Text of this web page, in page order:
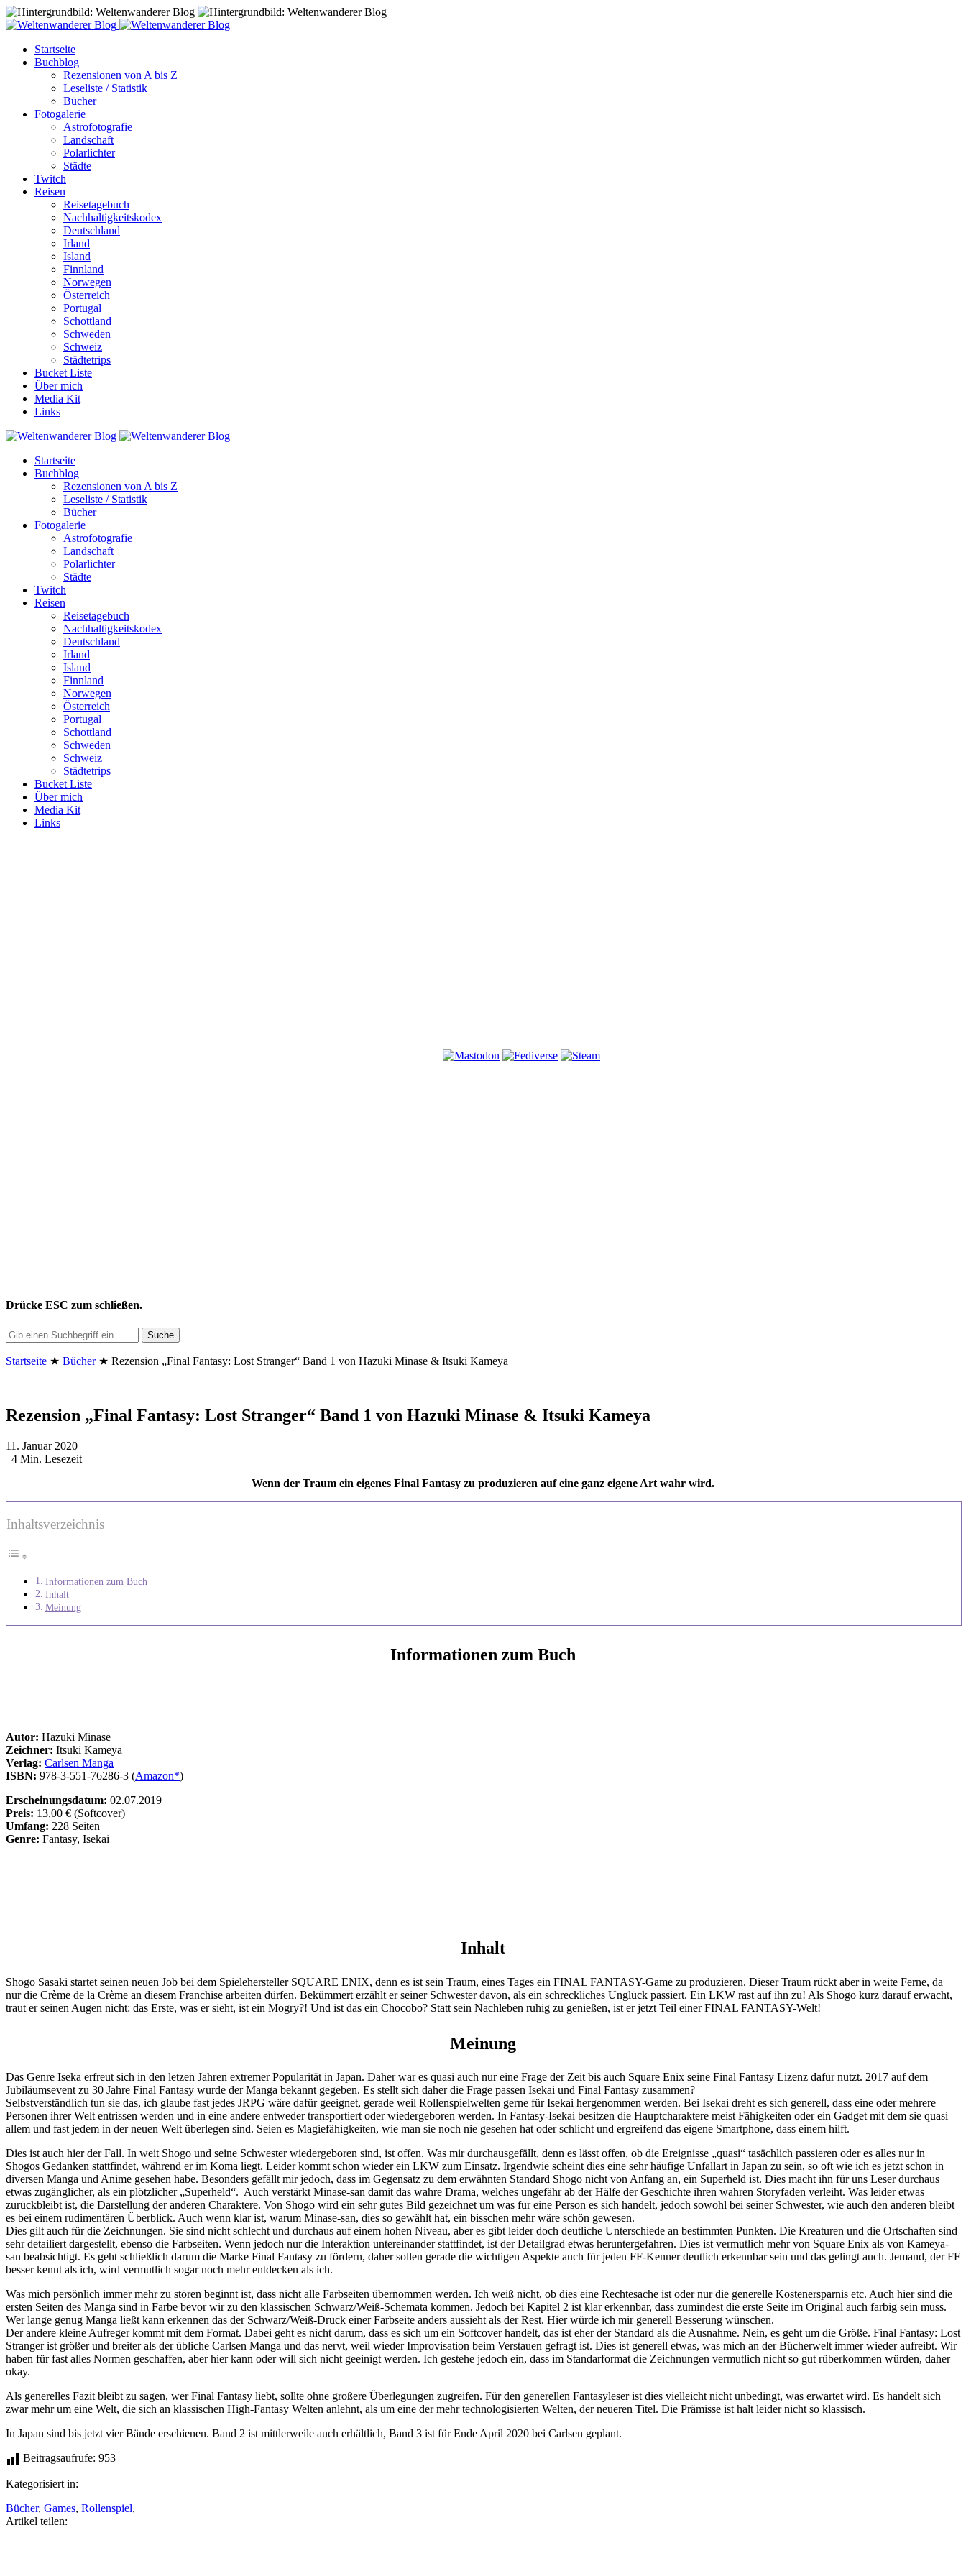
Startseite
Buchblog
Rezensionen von A bis Z
Leseliste / Statistik
Bücher
Fotogalerie
Astrofotografie
Landschaft
Polarlichter
Städte
Twitch
Reisen
Reisetagebuch
Nachhaltigkeitskodex
Deutschland
Irland
Island
Finnland
Norwegen
Österreich
Portugal
Schottland
Schweden
Schweiz
Städtetrips
Bucket Liste
Über mich
Media Kit
Links
Startseite
Buchblog
Rezensionen von A bis Z
Leseliste / Statistik
Bücher
Fotogalerie
Astrofotografie
Landschaft
Polarlichter
Städte
Twitch
Reisen
Reisetagebuch
Nachhaltigkeitskodex
Deutschland
Irland
Island
Finnland
Norwegen
Österreich
Portugal
Schottland
Schweden
Schweiz
Städtetrips
Bucket Liste
Über mich
Media Kit
Links
Drücke ESC zum schließen.
Suche
Startseite ★ Bücher★ Rezension „Final Fantasy: Lost Stranger“ Band 1 von Hazuki Minase & Itsuki Kameya
Rezension „Final Fantasy: Lost Stranger“ Band 1 von Hazuki Minase & Itsuki Kameya
11. Januar 2020
4 Min. Lesezeit
Wenn der Traum ein eigenes Final Fantasy zu produzieren auf eine ganz eigene Art wahr wird.
Inhaltsverzeichnis
Informationen zum Buch
Inhalt
Meinung
Informationen zum Buch
Autor: Hazuki Minase
Zeichner: Itsuki Kameya
Verlag: Carlsen Manga
ISBN: 978-3-551-76286-3 (Amazon*)
Erscheinungsdatum: 02.07.2019
Preis: 13,00 € (Softcover)
Umfang: 228 Seiten
Genre: Fantasy, Isekai
Inhalt
Shogo Sasaki startet seinen neuen Job bei dem Spielehersteller SQUARE ENIX, denn es ist sein Traum, eines Tages ein FINAL FANTASY-Game zu produzieren. Dieser Traum rückt aber in weite Ferne, da
nur die Crème de la Crème an diesem Franchise arbeiten dürfen. Bekümmert erzählt er seiner Schwester davon, als ein schreckliches Unglück passiert. Ein LKW rast auf ihn zu! Als Shogo kurz darauf erwacht,
traut er seinen Augen nicht: das Erste, was er sieht, ist ein Mogry?! Und ist das ein Chocobo? Statt sein Nachleben ruhig zu genießen, ist er jetzt Teil einer FINAL FANTASY-Welt!
Meinung
Das Genre Iseka erfreut sich in den letzen Jahren extremer Popularität in Japan. Daher war es quasi auch nur eine Frage der Zeit bis auch Square Enix seine Final Fantasy Lizenz dafür nutzt. 2017 auf dem
Jubiläumsevent zu 30 Jahre Final Fantasy wurde der Manga bekannt gegeben. Es stellt sich daher die Frage passen Isekai und Final Fantasy zusammen?
Selbstverständlich tun sie das, ich glaube fast jedes JRPG wäre dafür geeignet, gerade weil Rollenspielwelten gerne für Isekai hergenommen werden. Bei Isekai dreht es sich generell, dass eine oder mehrere
Personen ihrer Welt entrissen werden und in eine andere entweder transportiert oder wiedergeboren werden. In Fantasy-Isekai besitzen die Hauptcharaktere meist Fähigkeiten oder ein Gadget mit dem sie quasi
allem und fast jedem in der neuen Welt überlegen sind. Seien es Magiefähigkeiten, wie man sie noch nie gesehen hat oder schlicht und ergreifend das eigene Smartphone, dass einem hilft.
Dies ist auch hier der Fall. In weit Shogo und seine Schwester wiedergeboren sind, ist offen. Was mir durchausgefällt, denn es lässt offen, ob die Ereignisse „quasi“ tasächlich passieren oder es alles nur in
Shogos Gedanken stattfindet, während er im Koma liegt. Leider kommt schon wieder ein LKW zum Einsatz. Irgendwie scheint dies eine sehr häufige Unfallart in Japan zu sein, so oft wie ich es jetzt schon in
diversen Manga und Anime gesehen habe. Besonders gefällt mir jedoch, dass im Gegensatz zu dem erwähnten Standard Shogo nicht von Anfang an, ein Superheld ist. Dies macht ihn für uns Leser durchaus
etwas zugänglicher, als ein plötzlicher „Superheld“. Auch verstärkt Minase-san damit das wahre Drama, welches ungefähr ab der Hälfe der Geschichte ihren wahren Storyfaden verleiht. Was leider etwas
zurückbleibt ist, die Darstellung der anderen Charaktere. Von Shogo wird ein sehr gutes Bild gezeichnet um was für eine Person es sich handelt, jedoch sowohl bei seiner Schwester, wie auch den anderen bleibt
es bei einem rudimentären Überblick. Auch wenn klar ist, warum Minase-san, dies so gewählt hat, ein bisschen mehr wäre schön gewesen.
Dies gilt auch für die Zeichnungen. Sie sind nicht schlecht und durchaus auf einem hohen Niveau, aber es gibt leider doch deutliche Unterschiede an bestimmten Punkten. Die Kreaturen und die Ortschaften sind
sehr detailiert dargestellt, ebenso die Farbseiten. Wenn jedoch nur die Interaktion untereinander stattfindet, ist der Detailgrad etwas heruntergefahren. Dies ist vermutlich mehr von Square Enix als von Kameya-
san beabsichtigt. Es geht schließlich darum die Marke Final Fantasy zu fördern, daher sollen gerade die wichtigen Aspekte auch für jeden FF-Kenner deutlich erkennbar sein und das gelingt auch. Jemand, der FF
besser kennt als ich, wird vermutlich sogar noch mehr entdecken als ich.
Was mich persönlich immer mehr zu stören beginnt ist, dass nicht alle Farbseiten übernommen werden. Ich weiß nicht, ob dies eine Rechtesache ist oder nur die generelle Kostenersparnis etc. Auch hier sind die
ersten Seiten des Manga sind in Farbe bevor wir zu den klassischen Schwarz/Weiß-Schemata kommen. Jedoch bei Kapitel 2 ist klar erkennbar, dass zumindest die erste Seite im Original auch farbig sein muss.
Wer lange genug Manga ließt kann erkennen das der Schwarz/Weiß-Druck einer Farbseite anders aussieht als der Rest. Hier würde ich mir generell Besserung wünschen.
Der andere kleine Aufreger kommt mit dem Format. Dabei geht es nicht darum, dass es sich um ein Softcover handelt, das ist eher der Standard als die Ausnahme. Nein, es geht um die Größe. Final Fantasy: Lost
Stranger ist größer und breiter als der übliche Carlsen Manga und das nervt, weil wieder Improvisation beim Verstauen gefragt ist. Dies ist generell etwas, was mich an der Bücherwelt immer wieder aufreibt. Wir
haben für fast alles Normen geschaffen, aber hier kann oder will sich nicht geeinigt werden. Ich gestehe jedoch ein, dass im Standarformat die Zeichnungen vermutlich nicht so gut rüberkommen würden, daher
okay.
Als generelles Fazit bleibt zu sagen, wer Final Fantasy liebt, sollte ohne großere Überlegungen zugreifen. Für den generellen Fantasyleser ist dies vielleicht nicht unbedingt, was erwartet wird. Es handelt sich
zwar mehr um eine Welt, die sich an klassischen High-Fantasy Welten anlehnt, als um eine der mehr technologisierten Welten, der neueren Titel. Die Prämisse ist halt leider nicht so klassisch.
In Japan sind bis jetzt vier Bände erschienen. Band 2 ist mittlerweile auch erhältlich, Band 3 ist für Ende April 2020 bei Carlsen geplant.
Beitragsaufrufe: 953
Kategorisiert in:
Bücher, Games, Rollenspiel,
Artikel teilen: